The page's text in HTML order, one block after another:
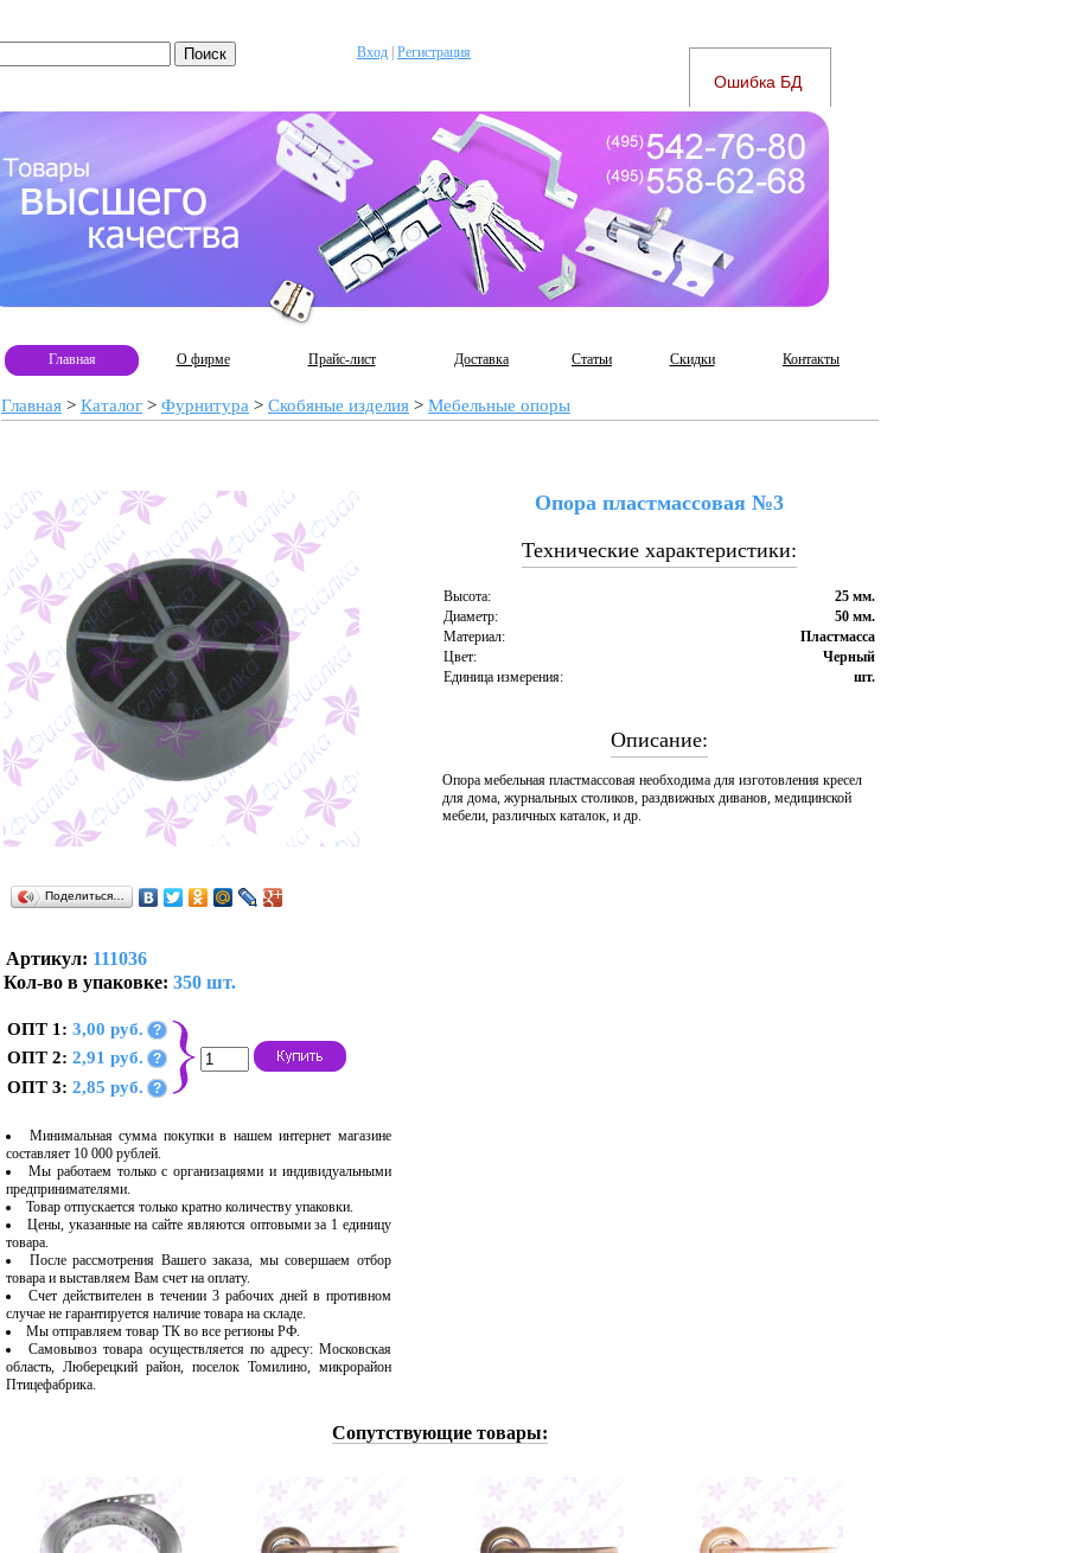
Вход Регистрация
Главная О фирме Прайс-лист Доставка Статьи Скидки Контакты
Главная > Каталог > Фурнитура > Скобяные изделия > Мебельные опоры
Поделиться…
Артикул: 111036
Кол-во в упаковке: 350 шт.
ОПТ 1: 3,00 руб. ?
ОПТ 2: 2,91 руб. ?
ОПТ 3: 2,85 руб. ?
Минимальная сумма покупки в нашем интернет магазине
составляет 10 000 рублей.
Мы работаем только с организациями и индивидуальными
предпринимателями.
Товар отпускается только кратно количеству упаковки.
Цены, указанные на сайте являются оптовыми за 1 единицу
товара.
После рассмотрения Вашего заказа, мы совершаем отбор
товара и выставляем Вам счет на оплату.
Счет действителен в течении 3 рабочих дней в противном
случае не гарантируется наличие товара на складе.
Мы отправляем товар ТК во все регионы РФ.
Самовывоз товара осуществляется по адресу: Московская
область, Люберецкий район, поселок Томилино, микрорайон
Птицефабрика.
Опора пластмассовая №3
Технические характеристики:
Высота:
25 мм.
Диаметр:
50 мм.
Материал:
Пластмасса
Цвет:
Черный
Единица измерения:
шт.
Описание:
Опора мебельная пластмассовая необходима для изготовления кресел
для дома, журнальных столиков, раздвижных диванов, медицинской
мебели, различных каталок, и др.
Сопутствующие товары: